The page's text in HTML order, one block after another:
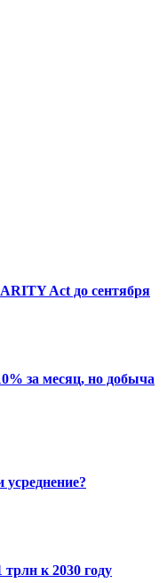
Act до сентября
за месяц, но добыча
к 2030 году